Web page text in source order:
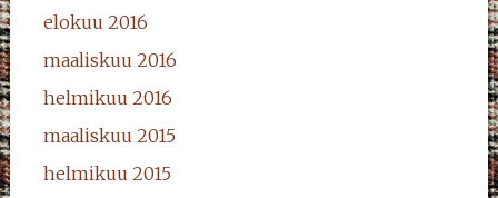
elokuu 2016
maaliskuu 2016
helmikuu 2016
maaliskuu 2015
helmikuu 2015